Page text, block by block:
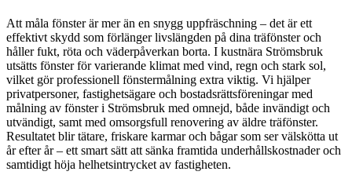
Att måla fönster är mer än en snygg uppfräschning – det är ett
effektivt skydd som förlänger livslängden på dina träfönster och
håller fukt, röta och väderpåverkan borta. I kustnära Strömsbruk
utsätts fönster för varierande klimat med vind, regn och stark sol,
vilket gör professionell fönstermålning extra viktig. Vi hjälper
privatpersoner, fastighetsägare och bostadsrättsföreningar med
målning av fönster i Strömsbruk med omnejd, både invändigt och
utvändigt, samt med omsorgsfull renovering av äldre träfönster.
Resultatet blir tätare, friskare karmar och bågar som ser välskötta ut
år efter år – ett smart sätt att sänka framtida underhållskostnader och
samtidigt höja helhetsintrycket av fastigheten.